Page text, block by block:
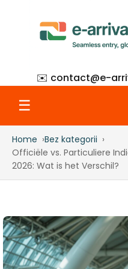
✉️ contact@e-
☰
Home
What Is eAC
How to Apply
Step-by-Step with
Home
Bez kategorii
Officiële vs. Particuliere
2026: Wat is het Verschil?